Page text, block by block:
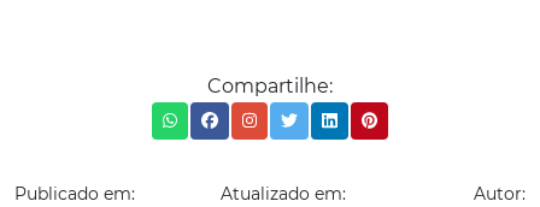
Compartilhe:
Publicado em: Atualizado em: Autor: